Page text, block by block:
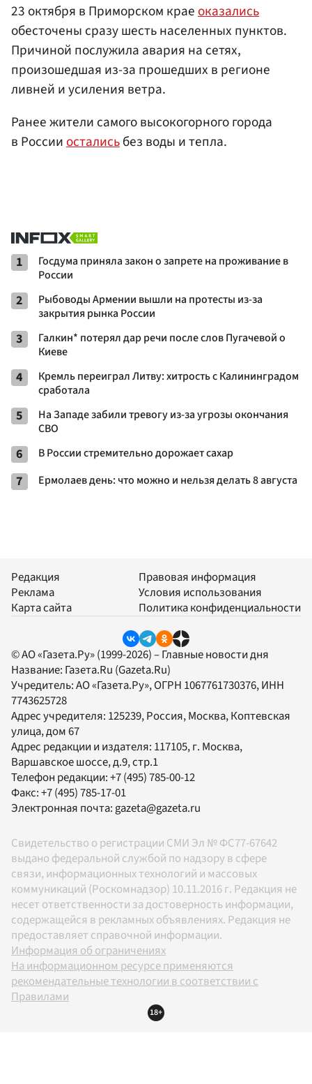
23 октября в Приморском краеоказались
обесточены сразу шесть населенных пунктов.
Причиной послужила авария на сетях,
произошедшая из-за прошедших в регионе
ливней и усиления ветра.
Ранее жители самого высокогорного города
в Россииосталисьбез воды и тепла.
1
Госдума приняла закон о запрете на проживание в
России
2
Рыбоводы Армении вышли на протесты из-за
закрытия рынка России
3
Галкин* потерял дар речи после слов Пугачевой о
Киеве
4
Кремль переиграл Литву: хитрость с Калининградом
сработала
5
На Западе забили тревогу из-за угрозы окончания
СВО
6 В России стремительно дорожает сахар
7 Ермолаев день: что можно и нельзя делать 8 августа
Редакция
Реклама
Карта сайта
Правовая информация
Условия использования
Политика конфиденциальности
© АО «Газета.Ру» (1999-2026) – Главные новости дня
Название: Газета.Ru (Gazeta.Ru)
Учредитель:АО «Газета.Ру», ОГРН 1067761730376, ИНН
7743625728
Адрес учредителя: 125239, Россия, Москва, Коптевская
улица, дом 67
Адрес редакции и издателя: 117105, г. Москва,
Варшавское шоссе, д.9, стр.1
Телефон редакции:+7 (495) 785-00-12
Факс:+7 (495) 785-17-01
Электронная почта: gazeta@gazeta.ru
Свидетельство о регистрации СМИ Эл № ФС77-67642
выдано федеральной службой по надзору в сфере
связи, информационных технологий и массовых
коммуникаций (Роскомнадзор) 10.11.2016 г. Редакция не
несет ответственности за достоверность информации,
содержащейся в рекламных объявлениях. Редакция не
предоставляет справочной информации.
Информация об ограничениях
На информационном ресурсе применяются
рекомендательные технологии в соответствии с
Правилами
18+